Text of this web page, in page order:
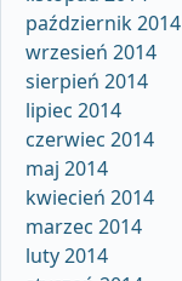
październik 2014
wrzesień 2014
sierpień 2014
lipiec 2014
czerwiec 2014
maj 2014
kwiecień 2014
marzec 2014
luty 2014